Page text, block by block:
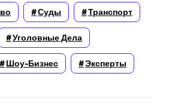
Суды Транспорт
Уголовные Дела
Шоу-Бизнес Эксперты